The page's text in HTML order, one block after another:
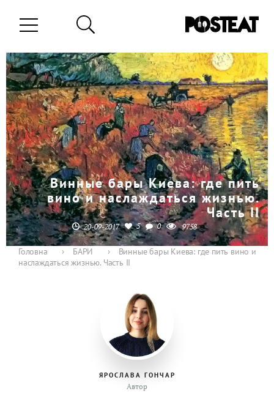
Винные бары Киева: где пить
вино и наслаждаться жизнью.
Часть II
20-09-2017 5 0 9758
Головна › БАРИ ›
Винные бары Киева: где пить вино и
наслаждаться жизнью. Часть II
ЯРОСЛАВА ГОНЧАР
Автор